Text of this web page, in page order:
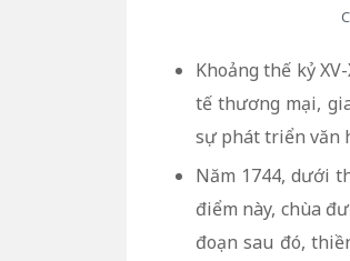
Khoảng thế kỷ
tế thương mại,
sự phát triển văn
Năm 1744, dưới
điểm này, chùa
đoạn sau đó,